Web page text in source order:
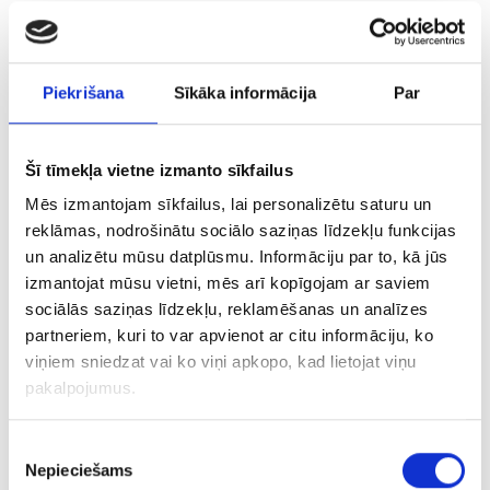
Piekrišana Sīkāka informācija Par
Šī tīmekļa vietne izmanto sīkfailus
Mēs izmantojam sīkfailus, lai personalizētu saturu un
reklāmas, nodrošinātu sociālo saziņas līdzekļu funkcijas
un analizētu mūsu datplūsmu. Informāciju par to, kā jūs
izmantojat mūsu vietni, mēs arī kopīgojam ar saviem
sociālās saziņas līdzekļu, reklamēšanas un analīzes
partneriem, kuri to var apvienot ar citu informāciju, ko
viņiem sniedzat vai ko viņi apkopo, kad lietojat viņu
pakalpojumus.
izvēle
Nepieciešams
dimantu raktuves AnxaAu.c.
70.gados prognozēja, ka dažādās pasaules malās,
arī Austrumeiropā, ir vismaz 10 lielas dimantu
iegulas. Drīz vien šīs prognozes apstiprinājās:
PSRS zinātnieki paziņoja, ka arī Arhangeļskas
apgabalā iespējams uziet dimantu atradnes.
Latvijai šis atklājums bija īpaši nozīmīgs, jo Latvijas
teritorija atrodas pietiekami tuvu Arhangeļskai un
arī tās ģeoloģiskā struktūra ir līdzīga. Tas viss viesa
optimismu un rosināja sākt dimantu meklējumus arī
Latvijas teritorijā.
Vai Latvijā tad beigu beigās ir atrodami dimanti? –
par to turpinājumā.
Avots: Vladimirs Vetreņņikovs, ģeoloģijas zinātņu